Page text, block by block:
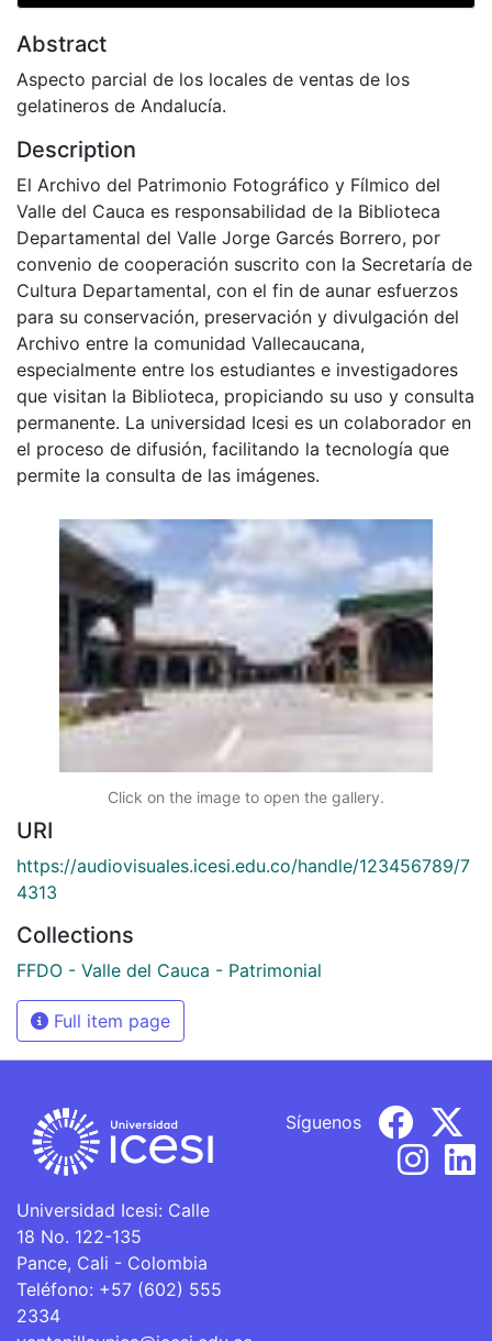
Abstract
Aspecto parcial de los locales de ventas de los
gelatineros de Andalucía.
Description
El Archivo del Patrimonio Fotográfico y Fílmico del
Valle del Cauca es responsabilidad de la Biblioteca
Departamental del Valle Jorge Garcés Borrero, por
convenio de cooperación suscrito con la Secretaría de
Cultura Departamental, con el fin de aunar esfuerzos
para su conservación, preservación y divulgación del
Archivo entre la comunidad Vallecaucana,
especialmente entre los estudiantes e investigadores
que visitan la Biblioteca, propiciando su uso y consulta
permanente. La universidad Icesi es un colaborador en
el proceso de difusión, facilitando la tecnología que
permite la consulta de las imágenes.
Click on the image to open the gallery.
URI
https://audiovisuales.icesi.edu.co/handle/123456789/7
4313
Collections
FFDO - Valle del Cauca - Patrimonial
Full item page
Universidad Icesi: Calle
18 No. 122-135
Pance, Cali - Colombia
Teléfono: +57 (602) 555
2334
Síguenos